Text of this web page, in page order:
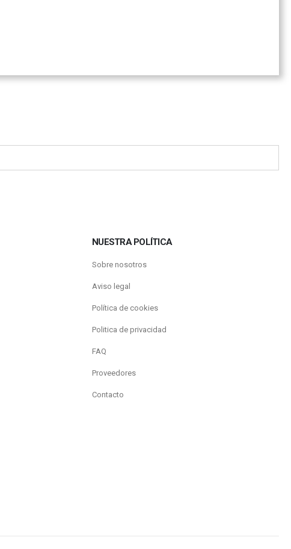
NUESTRA POLÍTICA
Sobre nosotros
Aviso legal
Política de cookies
Politica de privacidad
FAQ
Proveedores
Contacto